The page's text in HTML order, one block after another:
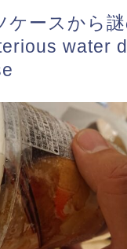
ースから
water